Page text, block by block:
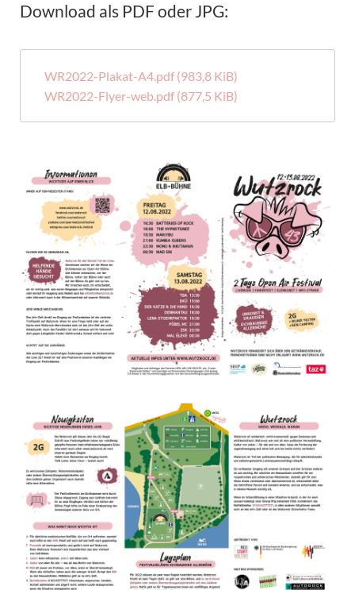
Download als PDF oder JPG:
WR2022-Plakat-A4.pdf (983,8 KiB)
WR2022-Flyer-web.pdf (877,5 KiB)